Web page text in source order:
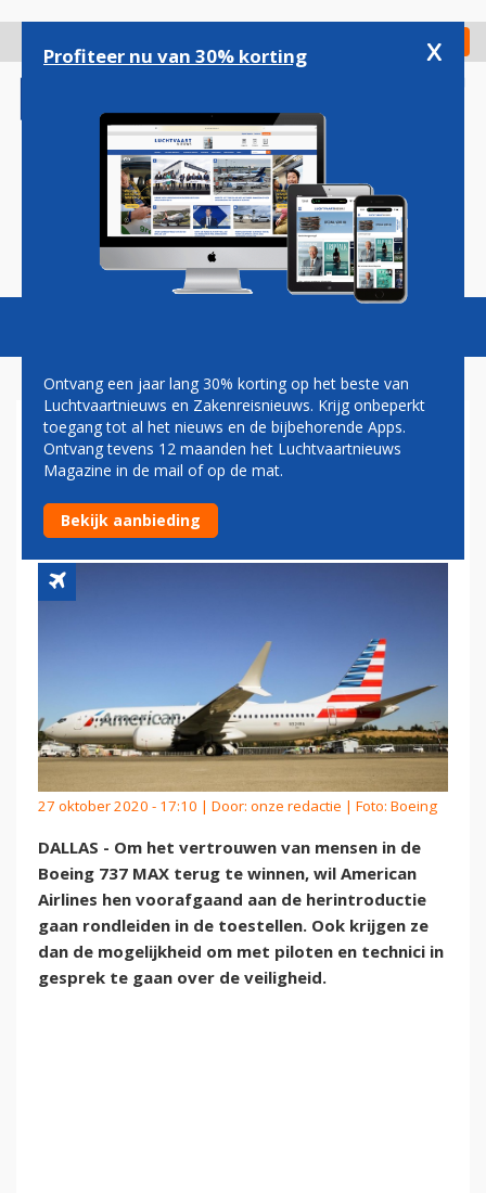
gaan
Check in
Magazine Podcasts Vacatures
AMERICAN AIRLINES WIL
PASSAGIERS GAAN
RONDLEIDEN IN 737 MAX
27 oktober 2020 - 17:10 | Door: onze redactie | Foto: Boeing
DALLAS - Om het vertrouwen van mensen in de
Boeing 737 MAX terug te winnen, wil American
Airlines hen voorafgaand aan de herintroductie
gaan rondleiden in de toestellen. Ook krijgen ze
dan de mogelijkheid om met piloten en technici in
gesprek te gaan over de veiligheid.
Profiteer nu van 30% korting x
Ontvang een jaar lang 30% korting op het beste van
Luchtvaartnieuws en Zakenreisnieuws. Krijg onbeperkt
toegang tot al het nieuws en de bijbehorende Apps.
Ontvang tevens 12 maanden het Luchtvaartnieuws
Magazine in de mail of op de mat.
Bekijk aanbieding